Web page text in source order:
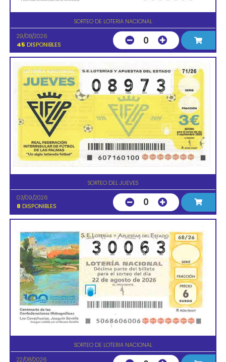
SORTEO DE LOTERIA NACIONAL
29/08/2026
45 DISPONIBLES 0
SORTEO DEL JUEVES
03/09/2026
8 DISPONIBLES 0
SORTEO DE LOTERIA NACIONAL
22/08/2026